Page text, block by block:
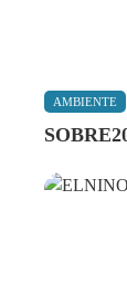
AMBIENTE